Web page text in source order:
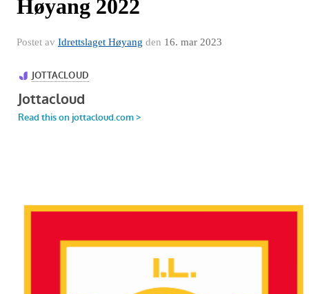
Høyang 2022
Postet av Idrettslaget Høyang den 16. mar 2023